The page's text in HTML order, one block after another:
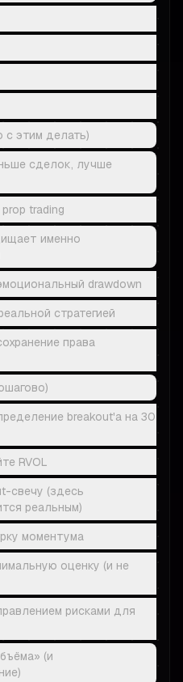
с этим делать)
сделок, лучше
trading
именно
drawdown
стратегией
права
breakout'а на 30
RVOL
свечу (здесь
реальным)
моментума
оценку (и не
рисками для
(и